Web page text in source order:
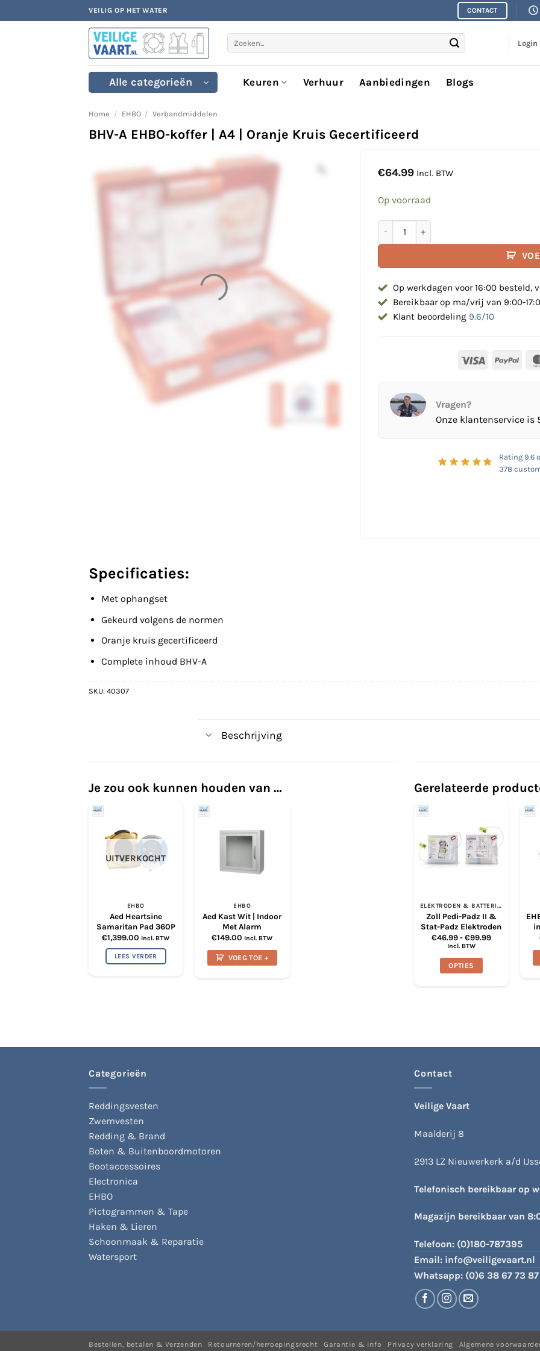
naar
VEILIG OP HET WATER CONTACT
Alle categorieën Keuren Verhuur Aanbiedingen Blogs
Home / EHBO / Verbandmiddelen
BHV-A EHBO-koffer | A4 | Oranje Kruis Gecertificeerd
€64.99 Incl. BTW
Op voorraad
Op werkdagen voor 16:00 besteld,
Bereikbaar op ma/vrij van 9:00-
Klant beoordeling 9.6/10
Visa
Vragen?
Onze klantenservice is
Rating 9.6
378
Specificaties:
Met ophangset
Gekeurd volgens de normen
Oranje kruis gecertificeerd
Complete inhoud BHV-A
SKU: 40307
Beschrijving
Je zou ook kunnen houden van …
UITVERKOCHT
EHBO
Aed Heartsine
Samaritan Pad 360P
€1,399.00 Incl. BTW
LEES VERDER
EHBO
Aed Kast Wit | Indoor
Met Alarm
€149.00 Incl. BTW
VOEG TOE +
Gerelateerde
ELEKTRODEN & BATTERIJEN
Zoll Pedi-Padz II &
Stat-Padz Elektroden
€46.99 - €99.99Prijsklasse:
Incl. BTW
OPTIES
op
productpagina
Categorieën
Reddingsvesten
Zwemvesten
Redding & Brand
Boten & Buitenboordmotoren
Bootaccessoires
Electronica
EHBO
Pictogrammen & Tape
Haken & Lieren
Schoonmaak & Reparatie
Watersport
Contact
Veilige Vaart
Maalderij 8
2913 LZ Nieuwerkerk a/d
Telefonisch bereikbaar op
Magazijn bereikbaar van
Telefoon: (0)180-787395
Email: info@veiligevaart.nl
Whatsapp: (0)6 38 67 73 87
Bestellen, betalen & Verzenden Retourneren/herroepingsrecht Garantie & info Privacy verklaring Algemene